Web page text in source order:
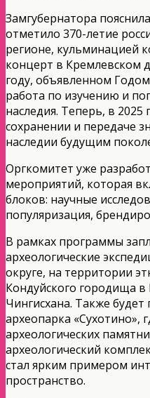
Замгубернатора
отметило 370-летие
регионе, кульминацией
концерт в Кремлевском
году, объявленном
работа по изучению и
наследия. Теперь, в 2025
сохранении и передаче
наследии будущим
Оргкомитет уже
мероприятий, которая
блоков: научные
популяризация,
В рамках программы
археологические
округе, на территории
Кондуйского городища в
Чингисхана. Также
археопарка «Сухотино»,
археологических
археологический
стал ярким примером
пространство.